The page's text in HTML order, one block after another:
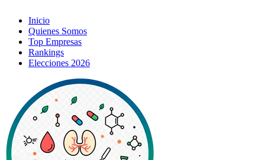
Inicio
Quienes Somos
Top Empresas
Rankings
Elecciones 2026